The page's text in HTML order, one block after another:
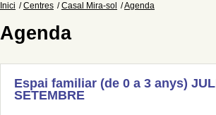
Inici Centres Casal Mira-sol Agenda
Agenda
Espai familiar (de 0 a 3 anys)
SETEMBRE